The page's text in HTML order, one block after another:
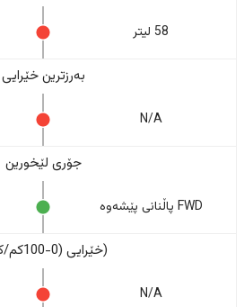
58 لیتر
بەرزترین خێرایی
N/A
جۆری لێخورین
FWD پاڵنانی پێشەوە
(خێرایی (0-100کم/کاژێر
N/A